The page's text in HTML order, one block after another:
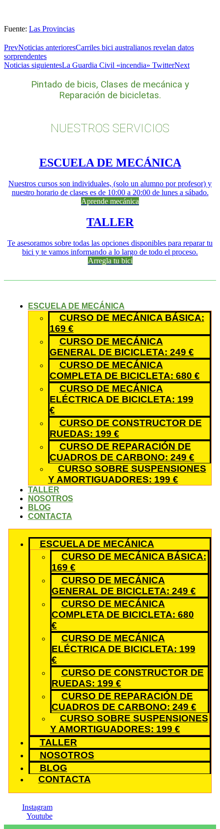
Fuente: Las Provincias
PrevNoticias anterioresCarriles bici australianos revelan datos
sorprendentes
Noticias siguientesLa Guardia Civil «incendia» TwitterNext
Pintado de bicis, Clases de mecánica y
Reparación de bicicletas.
NUESTROS SERVICIOS
ESCUELA DE MECÁNICA
Nuestros cursos son individuales, (solo un alumno por profesor) y
nuestro horario de clases es de 10:00 a 20:00 de lunes a sábado.
Aprende mecánica
TALLER
Te asesoramos sobre todas las opciones disponibles para reparar tu
bici y te vamos informando a lo largo de todo el proceso.
Arregla tu bici
ESCUELA DE MECÁNICA
CURSO DE MECÁNICA BÁSICA:
169 €
CURSO DE MECÁNICA
GENERAL DE BICICLETA: 249 €
CURSO DE MECÁNICA
COMPLETA DE BICICLETA: 680 €
CURSO DE MECÁNICA
ELÉCTRICA DE BICICLETA: 199
€
CURSO DE CONSTRUCTOR DE
RUEDAS: 199 €
CURSO DE REPARACIÓN DE
CUADROS DE CARBONO: 249 €
CURSO SOBRE SUSPENSIONES
Y AMORTIGUADORES: 199 €
TALLER
NOSOTROS
BLOG
CONTACTA
ESCUELA DE MECÁNICA
CURSO DE MECÁNICA BÁSICA:
169 €
CURSO DE MECÁNICA
GENERAL DE BICICLETA: 249 €
CURSO DE MECÁNICA
COMPLETA DE BICICLETA: 680
€
CURSO DE MECÁNICA
ELÉCTRICA DE BICICLETA: 199
€
CURSO DE CONSTRUCTOR DE
RUEDAS: 199 €
CURSO DE REPARACIÓN DE
CUADROS DE CARBONO: 249 €
CURSO SOBRE SUSPENSIONES
Y AMORTIGUADORES: 199 €
TALLER
NOSOTROS
BLOG
CONTACTA
Instagram
Youtube